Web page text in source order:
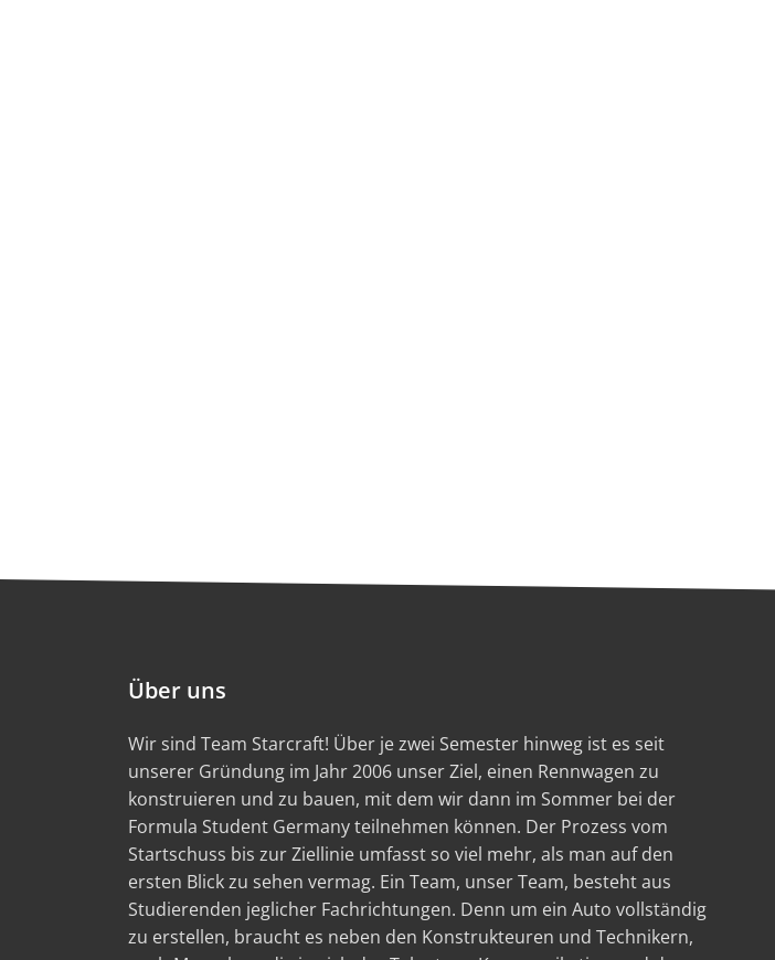
Über uns
Wir sind Team Starcraft! Über je zwei Semester hinweg ist es seit
unserer Gründung im Jahr 2006 unser Ziel, einen Rennwagen zu
konstruieren und zu bauen, mit dem wir dann im Sommer bei der
Formula Student Germany teilnehmen können. Der Prozess vom
Startschuss bis zur Ziellinie umfasst so viel mehr, als man auf den
ersten Blick zu sehen vermag. Ein Team, unser Team, besteht aus
Studierenden jeglicher Fachrichtungen. Denn um ein Auto vollständig
zu erstellen, braucht es neben den Konstrukteuren und Technikern,